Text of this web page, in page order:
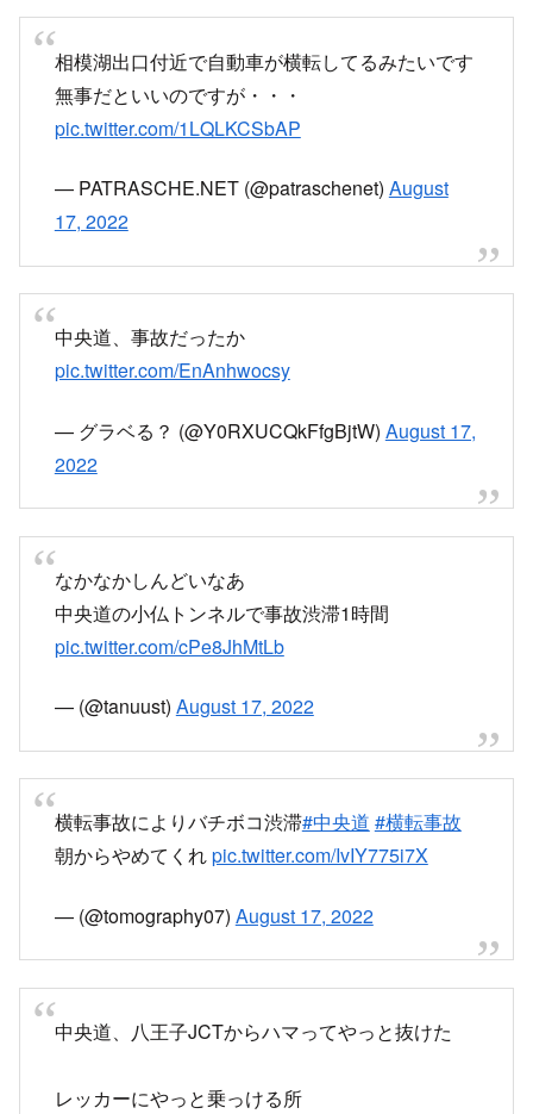
相模湖出口付近で自動車が横転してるみたいです
無事だといいのですが・・・
pic.twitter.com/1LQLKCSbAP
— PATRASCHE.NET (@patraschenet) August
17, 2022
中央道、事故だったか
pic.twitter.com/EnAnhwocsy
— グラベる？ (@Y0RXUCQkFfgBjtW) August 17,
2022
なかなかしんどいなあ
中央道の小仏トンネルで事故渋滞1時間
pic.twitter.com/cPe8JhMtLb
— (@tanuust) August 17, 2022
横転事故によりバチボコ渋滞#中央道 #横転事故
朝からやめてくれpic.twitter.com/IvIY775i7X
— (@tomography07) August 17, 2022
中央道、八王子JCTからハマってやっと抜けた
レッカーにやっと乗っける所